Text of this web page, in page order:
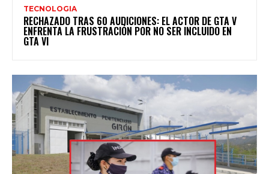
TECNOLOGIA
RECHAZADO TRAS 60 AUDICIONES: EL ACTOR DE GTA V
ENFRENTA LA FRUSTRACIÓN POR NO SER INCLUIDO EN
GTA VI